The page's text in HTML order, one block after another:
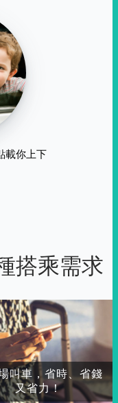
載你上下
搭乘需求
叫車，省時、省錢
又省力！